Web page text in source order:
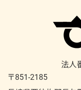
法人
〒851-2185